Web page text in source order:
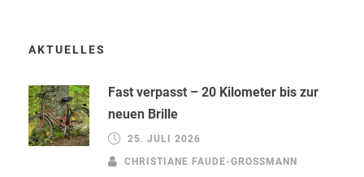
AKTUELLES
Fast verpasst – 20 Kilometer bis zur
neuen Brille
25. JULI 2026
CHRISTIANE FAUDE-GROSSMANN